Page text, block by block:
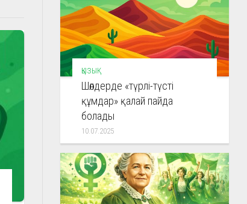
ҚЫЗЫҚ
Шөлдерде «түрлі-түсті
құмдар» қалай пайда
болады
10.07.2025